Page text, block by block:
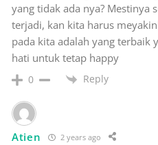
yang tidak ada nya? Mestinya
terjadi, kan kita harus
pada kita adalah yang terbaik
hati untuk tetap happy
0 Reply
Atien 2 years ago